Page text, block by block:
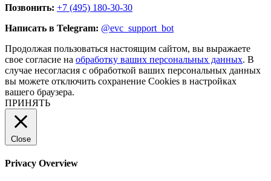
Позвонить: +7 (495) 180-30-30
Написать в Telegram: @evc_support_bot
Продолжая пользоваться настоящим сайтом, вы выражаете
свое согласие на обработку ваших персональных данных. В
случае несогласия с обработкой ваших персональных данных
вы можете отключить сохранение Cookies в настройках
вашего браузера.
ПРИНЯТЬ
Close
Privacy Overview